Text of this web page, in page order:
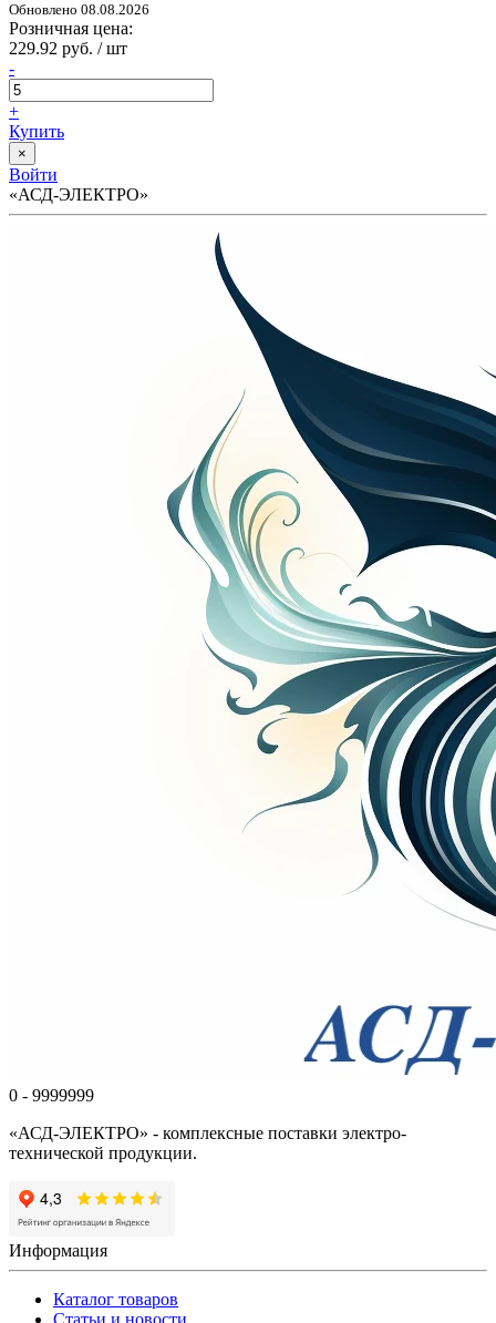
Обновлено 08.08.2026
Розничная цена:
229.92 руб. / шт
-
+
Купить
×
Войти
«АСД-ЭЛЕКТРО»
0 - 9999999
«АСД-ЭЛЕКТРО» - комплексные поставки электро-
технической продукции.
Информация
Каталог товаров